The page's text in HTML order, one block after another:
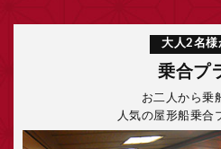
大人2名様
乗合プ
お二人から乗
人気の屋形船乗合